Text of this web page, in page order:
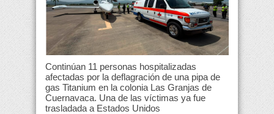
Continúan 11 personas hospitalizadas
afectadas por la deflagración de una pipa de
gas Titanium en la colonia Las Granjas de
Cuernavaca. Una de las víctimas ya fue
trasladada a Estados Unidos